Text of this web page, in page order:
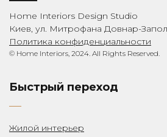
Home Interiors Design Studio
Киев, ул. Митрофана Довнар-
Политика конфиденциальности
© Home Interiors, 2024. All Rights Reserved.
Быстрый переход
Жилой интерьер